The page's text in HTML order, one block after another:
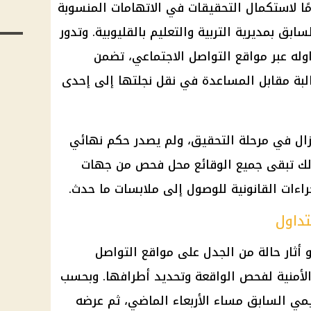
التحقيقات في الاتهامات المنسوبة
بمديرية التربية والتعليم بالقليوبية. وتدور
عبر مواقع التواصل الاجتماعي، تضمن
مقابل المساعدة في نقل نجلتها إلى إحدى
في مرحلة التحقيق، ولم يصدر حكم نهائي
تبقى جميع الوقائع محل فحص من جهات
القانونية للوصول إلى ملابسات ما حدث.
حالة من الجدل على مواقع التواصل
لفحص الواقعة وتحديد أطرافها. وبحسب
السابق مساء الأربعاء الماضي، ثم عرضه